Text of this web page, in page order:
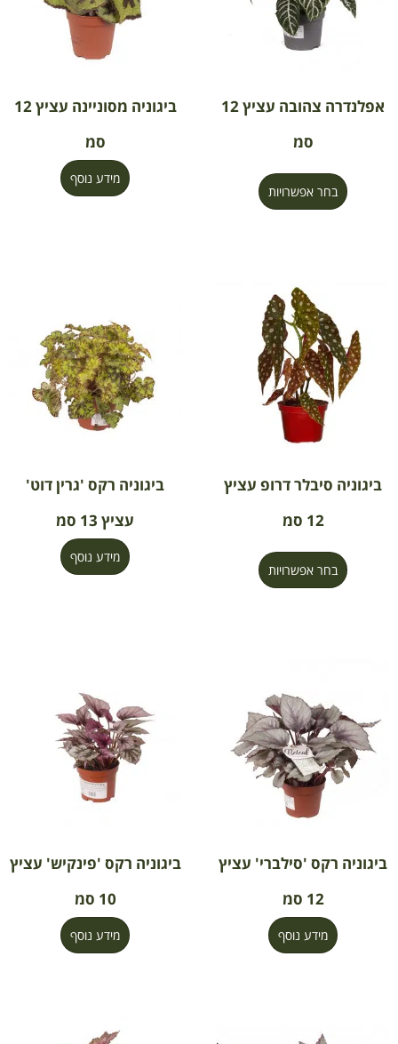
אפלנדרה צהובה עציץ 12
סמ
בחר אפשרויות
ביגוניה מסוניינה עציץ 12
סמ
מידע נוסף
ביגוניה סיבלר דרופ עציץ
12 סמ
בחר אפשרויות
ביגוניה רקס 'גרין דוט'
עציץ 13 סמ
מידע נוסף
ביגוניה רקס 'סילברי' עציץ
12 סמ
מידע נוסף
ביגוניה רקס 'פינקיש' עציץ
10 סמ
מידע נוסף